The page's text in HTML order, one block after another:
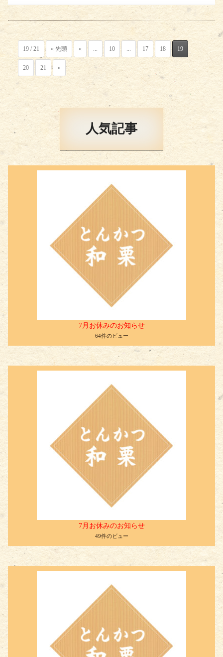
19 / 21 « 先頭 « ... 10 ... 17 18 19
20 21 »
人気記事
7月お休みのお知らせ
64件のビュー
7月お休みのお知らせ
49件のビュー